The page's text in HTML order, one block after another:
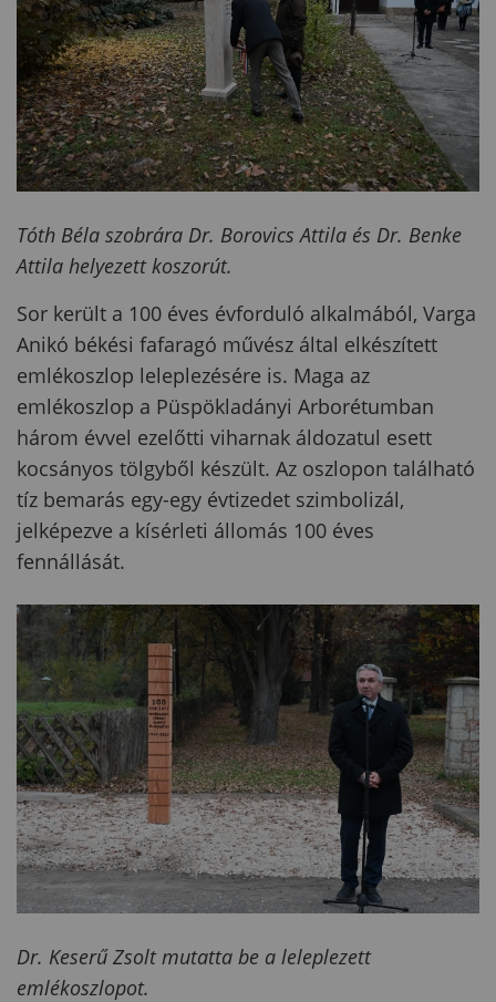
Tóth Béla szobrára Dr. Borovics Attila és Dr. Benke
Attila helyezett koszorút.
Sor került a 100 éves évforduló alkalmából, Varga
Anikó békési fafaragó művész által elkészített
emlékoszlop leleplezésére is. Maga az
emlékoszlop a Püspökladányi Arborétumban
három évvel ezelőtti viharnak áldozatul esett
kocsányos tölgyből készült. Az oszlopon található
tíz bemarás egy-egy évtizedet szimbolizál,
jelképezve a kísérleti állomás 100 éves
fennállását.
Dr. Keserű Zsolt mutatta be a leleplezett
emlékoszlopot.